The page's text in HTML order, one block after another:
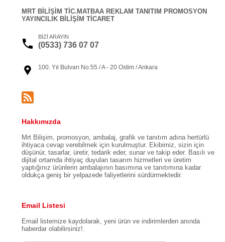
MRT BİLİŞİM TİC.MATBAA REKLAM TANITIM PROMOSYON
YAYINCILIK BİLİŞİM TİCARET
BİZİ ARAYIN
(0533) 736 07 07
100. Yıl Bulvarı No:55 / A - 20 Ostim / Ankara
Hakkımızda
Mrt Bilişim, promosyon, ambalaj, grafik ve tanıtım adına hertürlü
ihtiyaca cevap verebilmek için kurulmuştur. Ekibimiz, sizin için
düşünür, tasarlar, üretir, tedarik eder, sunar ve takip eder. Basılı ve
dijital ortamda ihtiyaç duyulan tasarım hizmetleri ve üretim
yaptığınız ürünlerin ambalajının basımına ve tanıtımına kadar
oldukça geniş bir yelpazede faliyetlerini sürdürmektedir.
Email Listesi
Email listemize kaydolarak, yeni ürün ve indirimlerden anında
haberdar olabilirsiniz!.